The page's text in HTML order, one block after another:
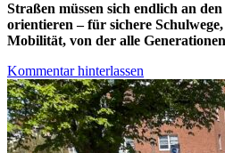
Straßen müssen sich endlich an
orientieren – für sichere
Mobilität, von der alle
Kommentar hinterlassen